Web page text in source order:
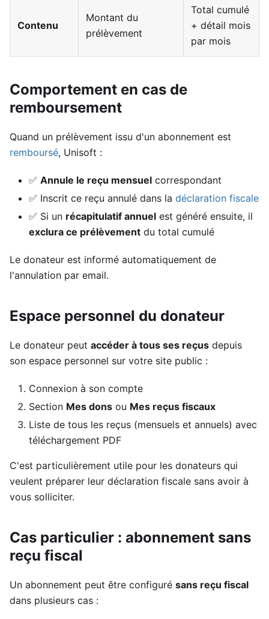
Contenu
Montant du
prélèvement
Total cumulé
+ détail mois
par mois
Comportement en cas de
remboursement
Quand un prélèvement issu d'un abonnement est
remboursé, Unisoft :
✅ Annule le reçu mensuel correspondant
✅ Inscrit ce reçu annulé dans la déclaration fiscale
✅ Si un récapitulatif annuel est généré ensuite, il
exclura ce prélèvement du total cumulé
Le donateur est informé automatiquement de
l'annulation par email.
Espace personnel du donateur
Le donateur peut accéder à tous ses reçus depuis
son espace personnel sur votre site public :
Connexion à son compte
Section Mes dons ou Mes reçus fiscaux
Liste de tous les reçus (mensuels et annuels) avec
téléchargement PDF
C'est particulièrement utile pour les donateurs qui
veulent préparer leur déclaration fiscale sans avoir à
vous solliciter.
Cas particulier : abonnement sans
reçu fiscal
Un abonnement peut être configuré sans reçu fiscal
dans plusieurs cas :